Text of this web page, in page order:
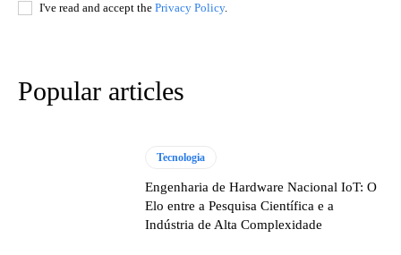
I've read and accept the Privacy Policy.
Popular articles
Tecnologia
Engenharia de Hardware Nacional IoT: O
Elo entre a Pesquisa Científica e a
Indústria de Alta Complexidade